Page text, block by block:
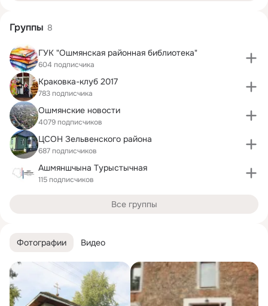
Фотографии Видео
Группы 8
ГУК "Ошмянская районная библиотека"
604 подписчика
Краковка-клуб 2017
783 подписчика
Ошмянские новости
4079 подписчиков
ЦСОН Зельвенского района
687 подписчиков
Ашмяншчына Турыстычная
115 подписчиков
Все группы